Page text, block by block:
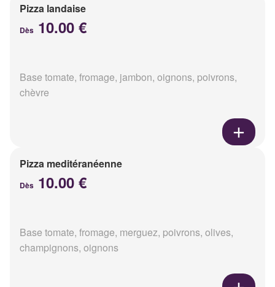
Pizza landaise
Dès 10.00 €
Base tomate, fromage, jambon, oignons, poivrons,
chèvre
Pizza meditéranéenne
Dès 10.00 €
Base tomate, fromage, merguez, poivrons, olives,
champignons, oignons